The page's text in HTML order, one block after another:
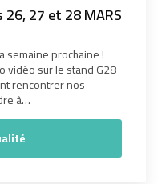
26, 27 et 28 MARS
semaine prochaine !
vidéo sur le stand G28
rencontrer nos
à…